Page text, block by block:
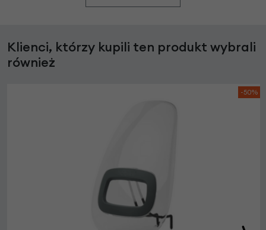
Klienci, którzy kupili ten produkt wybrali
również
-50%